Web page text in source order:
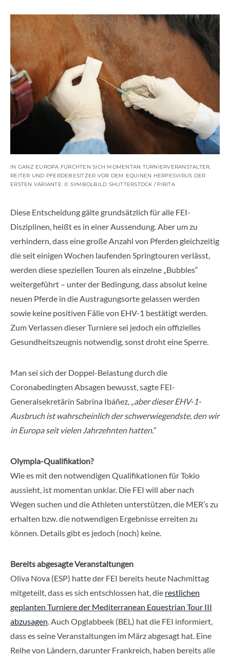
IN GANZ EUROPA FÜRCHTEN SICH MOMENTAN TURNIERVERANSTALTER,
REITER UND PFERDEBESITZER VOR DEM EQUINEN HERPESVIRUS DER
ERSTEN VARIANTE. © SYMBOLBILD SHUTTERSTOCK / PIRITA
Diese Entscheidung gälte grundsätzlich für alle FEI-
Disziplinen, heißt es in einer Aussendung. Aber um zu
verhindern, dass eine große Anzahl von Pferden gleichzeitig
die seit einigen Wochen laufenden Springtouren verlässt,
werden diese speziellen Touren als einzelne „Bubbles“
weitergeführt – unter der Bedingung, dass absolut keine
neuen Pferde in die Austragungsorte gelassen werden
sowie keine positiven Fälle von EHV-1 bestätigt werden.
Zum Verlassen dieser Turniere sei jedoch ein offizielles
Gesundheitszeugnis notwendig, sonst droht eine Sperre.
Man sei sich der Doppel-Belastung durch die
Coronabedingten Absagen bewusst, sagte FEI-
Generalsekretärin Sabrina Ibáñez, „aber dieser EHV-1-
Ausbruch ist wahrscheinlich der schwerwiegendste, den wir
in Europa seit vielen Jahrzehnten hatten.“
Olympia-Qualifikation?
Wie es mit den notwendigen Qualifikationen für Tokio
aussieht, ist momentan unklar. Die FEI will aber nach
Wegen suchen und die Athleten unterstützen, die MER’s zu
erhalten bzw. die notwendigen Ergebnisse erreiten zu
können. Details gibt es jedoch (noch) keine.
Bereits abgesagte Veranstaltungen
Oliva Nova (ESP) hatte der FEI bereits heute Nachmittag
mitgeteilt, dass es sich entschlossen hat, die restlichen
geplanten Turniere der Mediterranean Equestrian Tour III
abzusagen. Auch Opglabbeek (BEL) hat die FEI informiert,
dass es seine Veranstaltungen im März abgesagt hat. Eine
Reihe von Ländern, darunter Frankreich, haben bereits alle